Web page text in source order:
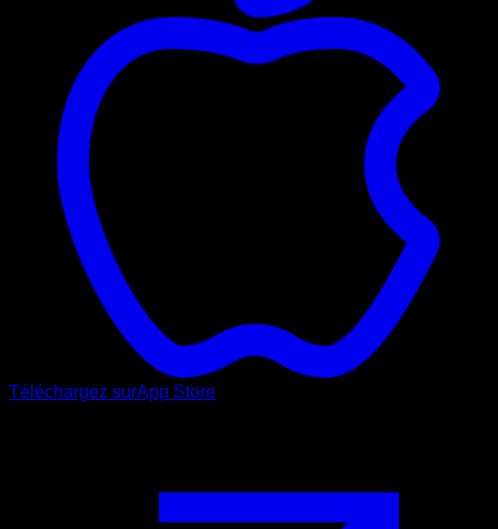
Téléchargez surApp Store